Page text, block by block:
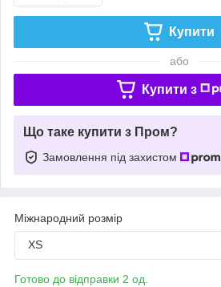
Купити
або
Купити з
Що таке купити з Пром?
Замовлення під захистом
Міжнародний розмір
XS
Готово до відправки 2 од.